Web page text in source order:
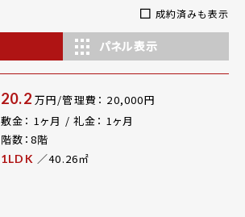
成約済みも表示
パネル表示
20.2 万円/管理費： 20,000円
敷金： 1ヶ月 / 礼金： 1ヶ月
階数：8階
1LDK ／40.26㎡